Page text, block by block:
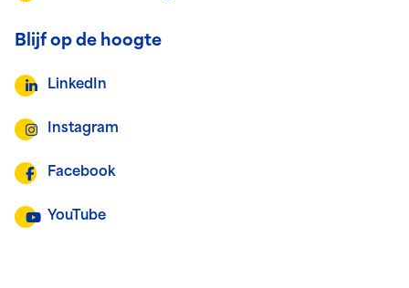
Blijf op de hoogte
LinkedIn
Instagram
Facebook
YouTube